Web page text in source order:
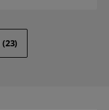
(23)